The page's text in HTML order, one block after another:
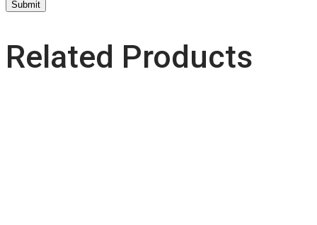
Related Products